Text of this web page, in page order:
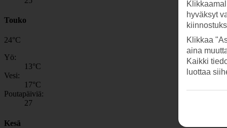
Touko
24°C
Yö:
13°C
Vesi:
17°C
Poutapäiviä:
27
Kesä
hyväksyt
Klikkaa
aina
Kaikki
luottaa